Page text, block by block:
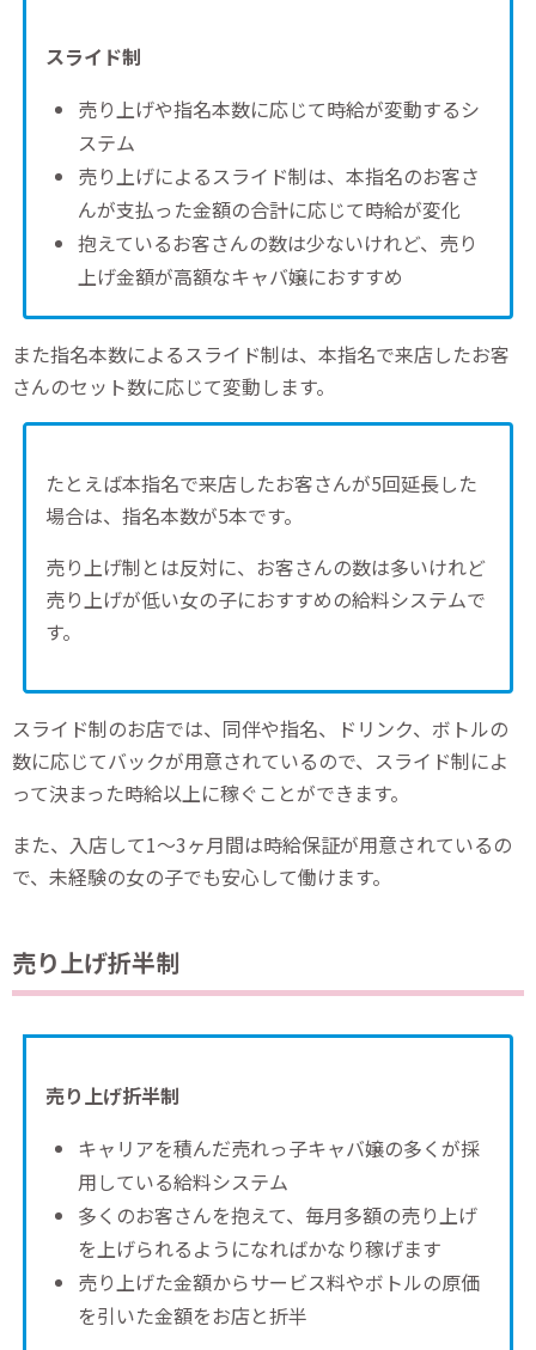
スライド制
売り上げや指名本数に応じて時給が変動するシ
ステム
売り上げによるスライド制は、本指名のお客さ
んが支払った金額の合計に応じて時給が変化
抱えているお客さんの数は少ないけれど、売り
上げ金額が高額なキャバ嬢におすすめ
また指名本数によるスライド制は、本指名で来店したお客
さんのセット数に応じて変動します。
たとえば本指名で来店したお客さんが5回延長した
場合は、指名本数が5本です。
売り上げ制とは反対に、お客さんの数は多いけれど
売り上げが低い女の子におすすめの給料システムで
す。
スライド制のお店では、同伴や指名、ドリンク、ボトルの
数に応じてバックが用意されているので、スライド制によ
って決まった時給以上に稼ぐことができます。
また、入店して1〜3ヶ月間は時給保証が用意されているの
で、未経験の女の子でも安心して働けます。
売り上げ折半制
売り上げ折半制
キャリアを積んだ売れっ子キャバ嬢の多くが採
用している給料システム
多くのお客さんを抱えて、毎月多額の売り上げ
を上げられるようになればかなり稼げます
売り上げた金額からサービス料やボトルの原価
を引いた金額をお店と折半